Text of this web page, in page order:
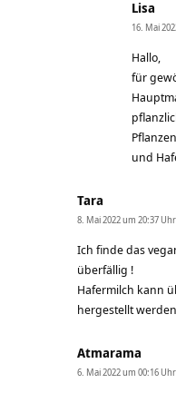
Lisa
16. Mai
Hallo,
für
und
Tara
8. Mai 2022 um 20:37 Uhr
Ich finde das
überfällig !
Hafermilch kann
hergestellt
Atmarama
6. Mai 2022 um 00:16 Uhr